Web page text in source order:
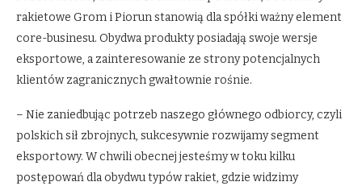
rakietowe Grom i Piorun stanowią dla spółki ważny element
core-businesu. Obydwa produkty posiadają swoje wersje
eksportowe, a zainteresowanie ze strony potencjalnych
klientów zagranicznych gwałtownie rośnie.
– Nie zaniedbując potrzeb naszego głównego odbiorcy, czyli
polskich sił zbrojnych, sukcesywnie rozwijamy segment
eksportowy. W chwili obecnej jesteśmy w toku kilku
postępowań dla obydwu typów rakiet, gdzie widzimy